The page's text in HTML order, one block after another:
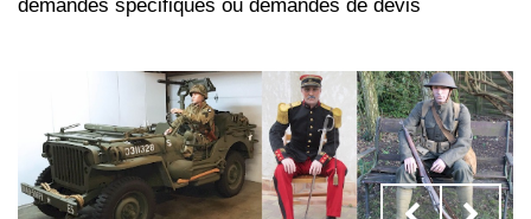
demandes spécifiques ou demandes de devis